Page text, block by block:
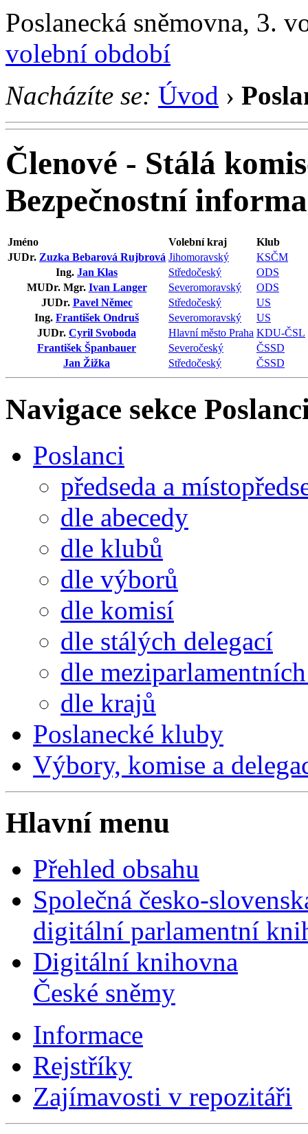
Poslanecká sněmovna, 3.
volební období
Nacházíte se: Úvod ›
Členové - Stálá
Bezpečnostní
Jméno Volební kraj
Klub
JUDr. Zuzka Bebarová Rujbrová Jihomoravský
KSČM
Ing. Jan Klas Středočeský
ODS
MUDr. Mgr. Ivan Langer Severomoravský
ODS
JUDr. Pavel Němec Středočeský
US
Ing. František Ondruš Severomoravský
US
JUDr. Cyril Svoboda Hlavní město Praha KDU-ČSL
František Španbauer
Severočeský
ČSSD
Jan Žižka
Středočeský ČSSD
Navigace sekce
Poslanci
předseda a
dle abecedy
dle klubů
dle výborů
dle komisí
dle stálých delegací
dle
dle krajů
Poslanecké kluby
Výbory, komise a
Hlavní menu
Přehled obsahu
Společná česko-
digitální parlamentní
Digitální knihovna
České sněmy
Informace
Rejstříky
Zajímavosti v repozitáři